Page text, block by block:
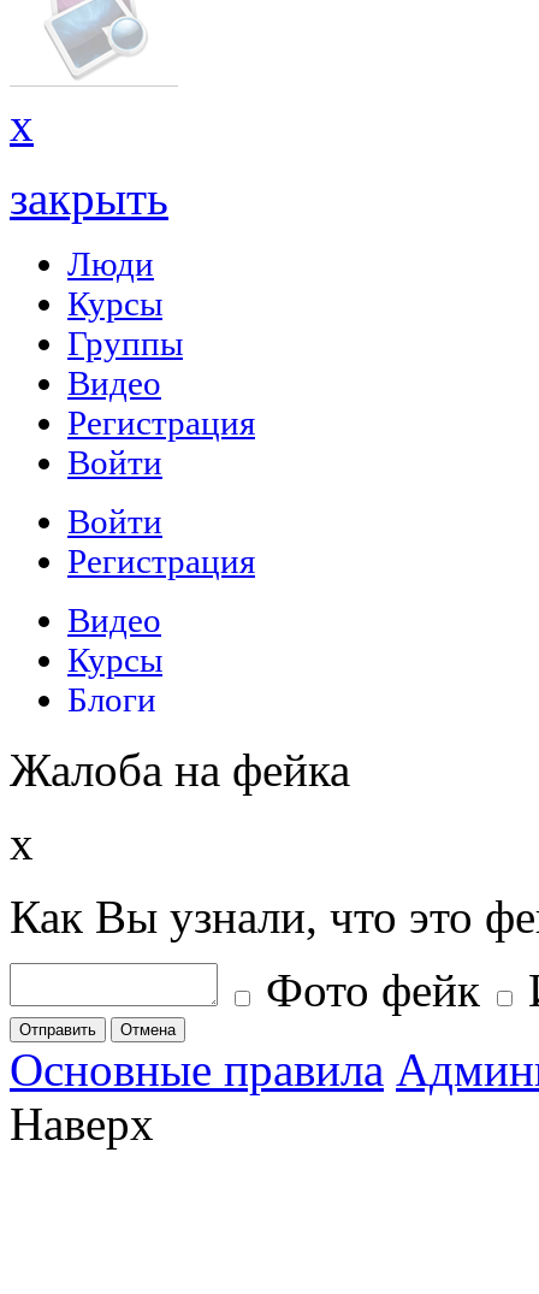
x
закрыть
Жалоба на фейка
x
Как Вы узнали, что это
Фото фейк
Отправить Отмена
Основные правила
Наверх